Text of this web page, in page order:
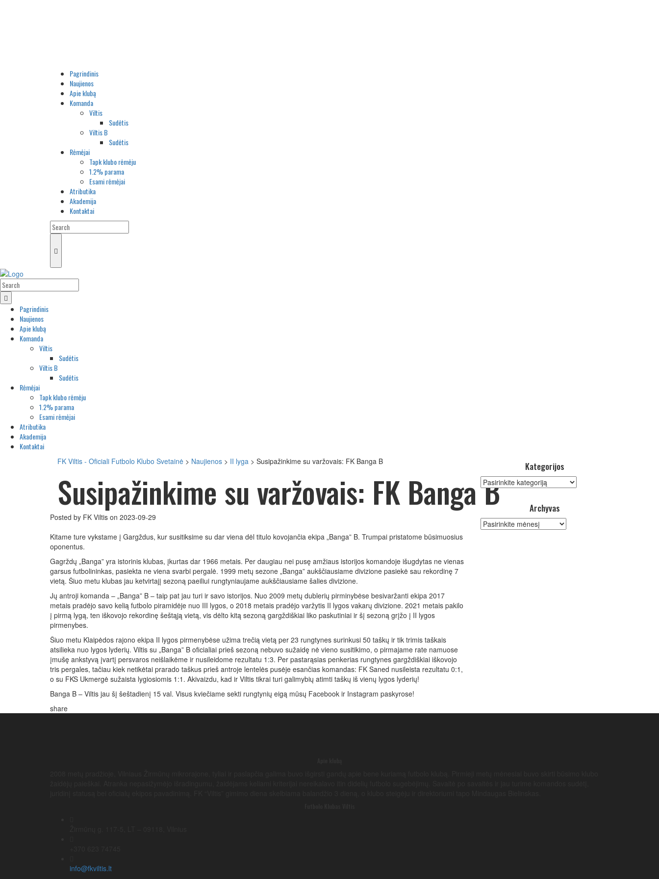
Pagrindinis
Naujienos
Apie klubą
Komanda
Viltis
Sudėtis
Viltis B
Sudėtis
Rėmėjai
Tapk klubo rėmėju
1.2% parama
Esami rėmėjai
Atributika
Akademija
Kontaktai
Pagrindinis
Naujienos
Apie klubą
Komanda
Viltis
Sudėtis
Viltis B
Sudėtis
Rėmėjai
Tapk klubo rėmėju
1.2% parama
Esami rėmėjai
Atributika
Akademija
Kontaktai
FK Viltis - Oficiali Futbolo Klubo Svetainė > Naujienos > II lyga > Susipažinkime su varžovais: FK Banga B
Susipažinkime su varžovais: FK Banga B
Posted by FK Viltis on 2023-09-29
Kitame ture vykstame į Gargždus, kur susitiksime su dar viena dėl titulo kovojančia ekipa „Banga” B. Trumpai pristatome būsimuosius
oponentus.
Gagrždų „Banga” yra istorinis klubas, įkurtas dar 1966 metais. Per daugiau nei pusę amžiaus istorijos komandoje išugdytas ne vienas
garsus futbolininkas, pasiekta ne viena svarbi pergalė. 1999 metų sezone „Banga” aukščiausiame divizione pasiekė sau rekordinę 7
vietą. Šiuo metu klubas jau ketvirtajį sezoną paeiliui rungtyniaujame aukščiausiame šalies divizione.
Jų antroji komanda – „Banga” B – taip pat jau turi ir savo istorijos. Nuo 2009 metų dublerių pirminybėse besivaržanti ekipa 2017
metais pradėjo savo kelią futbolo piramidėje nuo III lygos, o 2018 metais pradėjo varžytis II lygos vakarų divizione. 2021 metais pakilo
į pirmą lygą, ten iškovojo rekordinę šeštąją vietą, vis dėlto kitą sezoną gargždiškiai liko paskutiniai ir šį sezoną grįžo į II lygos
pirmenybes.
Šiuo metu Klaipėdos rajono ekipa II lygos pirmenybėse užima trečią vietą per 23 rungtynes surinkusi 50 taškų ir tik trimis taškais
atsilieka nuo lygos lyderių. Viltis su „Banga” B oficialiai prieš sezoną nebuvo sužaidę nė vieno susitikimo, o pirmajame rate namuose
įmušę ankstyvą įvartį persvaros neišlaikėme ir nusileidome rezultatu 1:3. Per pastarąsias penkerias rungtynes gargždiškiai iškovojo
tris pergales, tačiau kiek netikėtai prarado taškus prieš antroje lentelės pusėje esančias komandas: FK Saned nusileista rezultatu 0:1,
o su FKS Ukmergė sužaista lygiosiomis 1:1. Akivaizdu, kad ir Viltis tikrai turi galimybių atimti taškų iš vienų lygos lyderių!
Banga B – Viltis jau šį šeštadienį 15 val. Visus kviečiame sekti rungtynių eigą mūsų Facebook ir Instagram paskyrose!
share
Kategorijos
Kategorijos
Archyvas
Archyvas
info@fkviltis.lt